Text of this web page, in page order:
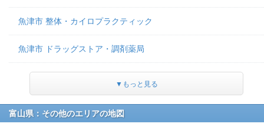
魚津市 整体・カイロプラクティック
魚津市 ドラッグストア・調剤薬局
▼もっと見る
富山県：その他のエリアの地図